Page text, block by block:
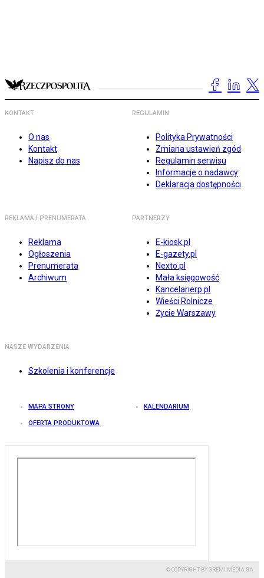
KONTAKT
O nas
Kontakt
Napisz do nas
REGULAMIN
Polityka Prywatności
Zmiana ustawień zgód
Regulamin serwisu
Informacje o nadawcy
Deklaracja dostępności
REKLAMA I PRENUMERATA
Reklama
Ogłoszenia
Prenumerata
Archiwum
PARTNERZY
E-kiosk.pl
E-gazety.pl
Nexto.pl
Mała księgowość
Kancelarierp.pl
Wieści Rolnicze
Życie Warszawy
NASZE WYDARZENIA
Szkolenia i konferencje
MAPA STRONY KALENDARIUM
OFERTA PRODUKTOWA
© COPYRIGHT BY GREMI MEDIA SA